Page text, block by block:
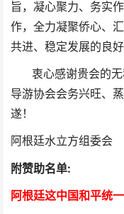
旨，凝心聚力、务实
作，全力凝聚侨心、
共进、稳定发展的良
衷心感谢贵会的无
导游协会会务兴旺、
遂！
阿根廷水立方组委会
附赞助名单:
阿根廷这中国和平统